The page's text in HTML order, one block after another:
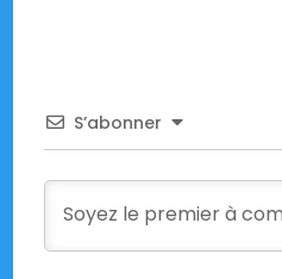
S’abonner